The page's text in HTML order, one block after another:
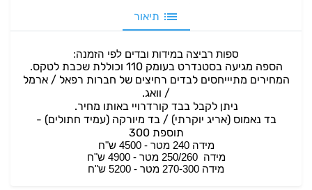
תיאור
ספות רביצה במידות ובדים לפי הזמנה:
הספה מגיעה בסטנדרט בעומק 110 וכוללת שכבת לטקס.
המחירים מתיייחסים לבדים רחיצים של חברות רפאל / ארמל
/ וואג.
ניתן לקבל בבד קורדרויי באותו מחיר.
בד נאמוס (אריג יוקרתי) / בד מיורקה (עמיד חתולים) -
תוספת 300
מידה 240 מטר - 4500 ש"ח
מידה 250/260 מטר - 4900 ש"ח
מידה 270-300 מטר - 5200 ש"ח